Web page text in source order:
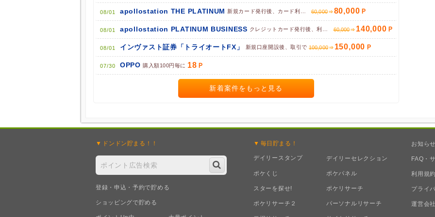
08/01 apollostation THE PLATINUM 新規カード発行後、カード利用完了で 60,000 80,000
08/01 apollostation PLATINUM BUSINESS クレジットカード発行後、利用で 60,000 140,000
08/01 インヴァスト証券「トライオートFX」 新規口座開設後、取引で 100,000 150,000
07/30 OPPO 購入額100円毎に 18
新着案件をもっと見る
ドンドン貯まる！！
登録・申込・予約で貯める
ショッピングで貯める
毎日 貯まる！
デイリースタンプ デイリーセレクション
ポケくじ ポケパネル
スターを探せ! ポケリサーチ
ポケリサーチ２ パーソナルリサーチ
お知らせ
FAQ・
利用規約
プライ
運営会社